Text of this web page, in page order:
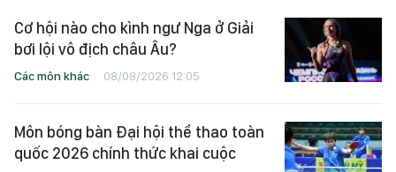
Cơ hội nào cho kình ngư Nga ở Giải
bơi lội vô địch châu Âu?
Các môn khác 08/08/2026 12:05
Môn bóng bàn Đại hội thể thao toàn
quốc 2026 chính thức khai cuộc